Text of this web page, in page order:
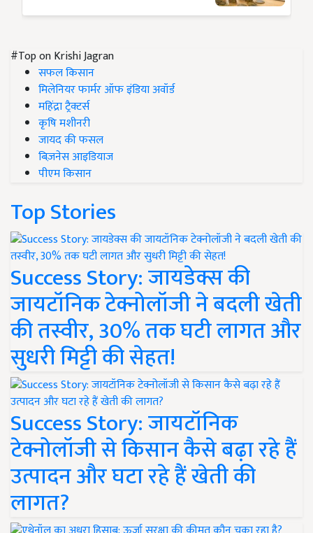
#Top on Krishi Jagran
सफल किसान
मिलेनियर फार्मर ऑफ इंडिया अवॉर्ड
महिंद्रा ट्रैक्टर्स
कृषि मशीनरी
जायद की फसल
बिज़नेस आइडियाज
पीएम किसान
Top Stories
Success Story: जायडेक्स की
जायटॉनिक टेक्नोलॉजी ने बदली खेती
की तस्वीर, 30% तक घटी लागत और
सुधरी मिट्टी की सेहत!
Success Story: जायटॉनिक
टेक्नोलॉजी से किसान कैसे बढ़ा रहे हैं
उत्पादन और घटा रहे हैं खेती की
लागत?